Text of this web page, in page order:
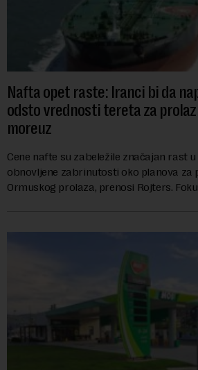
Nafta opet raste: Iranci bi da
odsto vrednosti tereta za
moreuz
Cene nafte su zabeležile značajan rast
obnovljene zabrinutosti oko planova za
Ormuskog prolaza, prenosi Rojters.